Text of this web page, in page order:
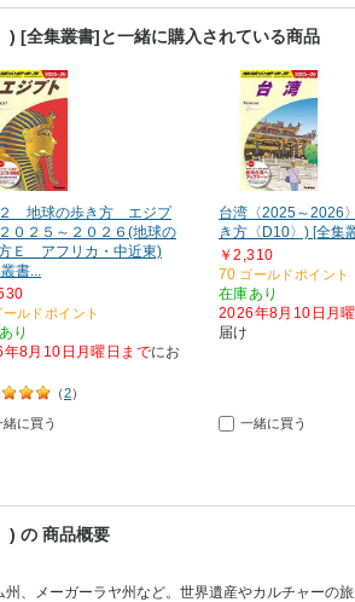
) [全集叢書]と一緒に購入されている商品
緒に買う
２ 地球の歩き方 エジプ
０２５～２０２６(地球の
Ｅ アフリカ・中近東)
書...
ールドポイント
り
8月10日月曜日までにお
（2）
一緒に買う
台湾〈2025～2026
き方〈D10〉) [全集
￥2,310
70 ゴールドポイント
在庫あり
2026年8月10日月
届け
) の 商品概要
、メーガーラヤ州など。世界遺産やカルチャーの旅